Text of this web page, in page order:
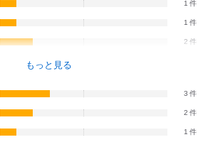
1
1
2
もっと見る
3
2
1